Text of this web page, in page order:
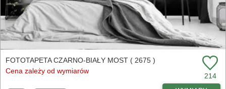
FOTOTAPETA CZARNO-BIAŁY MOST ( 2675 )
Cena zależy od wymiarów
214